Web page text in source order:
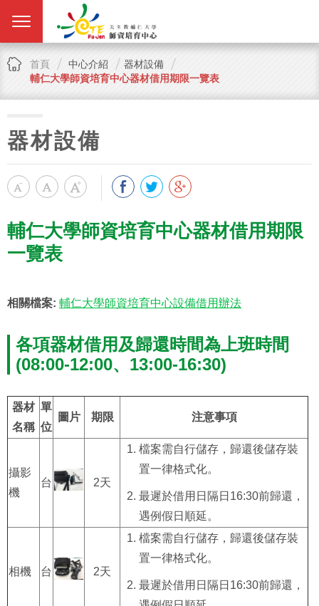
首頁 中心介紹
器材設備
輔仁大學師資培育中心器材借用期限一覽表
器材設備
輔仁大學師資培育中心器材借用期限
一覽表
相關檔案: 輔仁大學師資培育中心設備借用辦法
各項器材借用及歸還時間為上班時間
(08:00-12:00、13:00-16:30)
器材
名稱
單
位
圖片 期限 注意事項
攝影
機
台 2天
檔案需自行儲存，歸還後儲存裝
置一律格式化。
最遲於借用日隔日16:30前歸還，
遇例假日順延。
相機 台 2天
檔案需自行儲存，歸還後儲存裝
置一律格式化。
最遲於借用日隔日16:30前歸還，